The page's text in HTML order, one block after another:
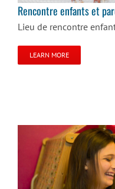
Rencontre enfants et
Lieu de rencontre
LEARN MORE